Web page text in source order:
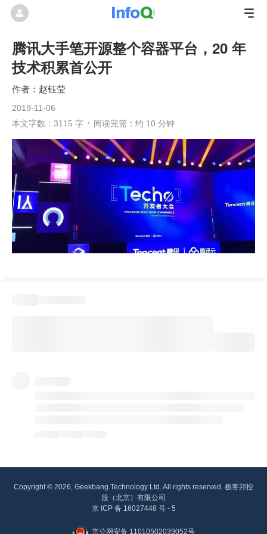
腾讯大手笔开源整个容器平台，20 年
技术积累首公开
赵钰莹
2019-11-06
本文字数：3115 字
阅读完需：约 10 分钟
Copyright © 2026, Geekbang Technology Ltd. All rights reserved. 极客邦控
股（北京）有限公司
京 ICP 备 16027448 号 - 5
京公网安备 11010502039052号